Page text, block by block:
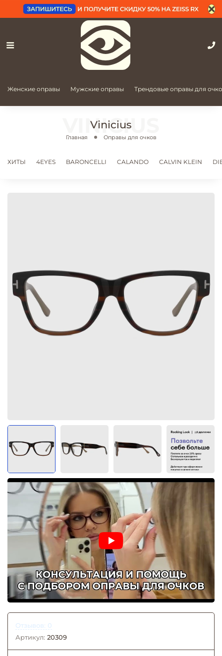
Женские оправы Мужские оправы Трендовые оправы для
Vinicius
Главная Оправы для очков
ХИТЫ 4EYES BARONCELLI CALANDO CALVIN KLEIN
Отзывов: 0
Артикул: 20309